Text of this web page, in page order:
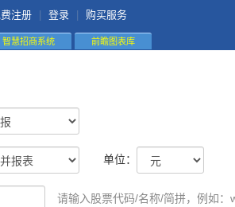
注册 登录 购买服务
智慧招商系统 前瞻图表库
单位：
请输入股票代码/名称/简拼，例如：